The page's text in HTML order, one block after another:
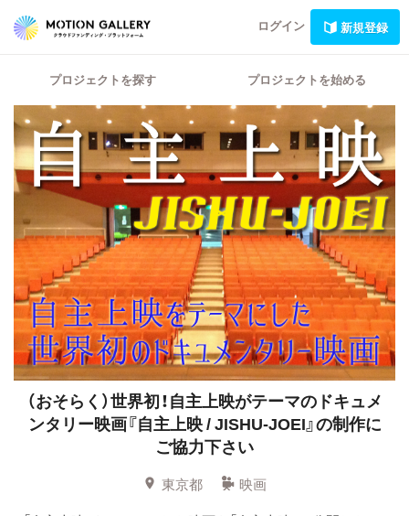
ログイン 新規登録
プロジェクトを探す プロジェクトを始める
（おそらく）世界初！自主上映がテーマのドキュメ
ンタリー映画『自主上映 / JISHU-JOEI』の制作に
ご協力下さい
東京都
映画